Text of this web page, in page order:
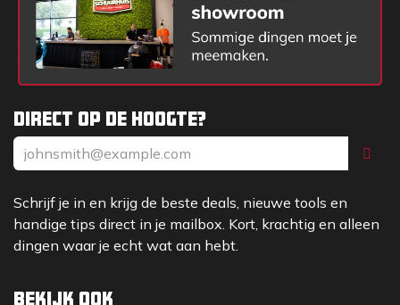
schepbatsen en diepschoppen
Uitleg bladbreedte
Vroeger waren er bladbreedtes die afliepen van
van tijd moesten de bladen kleiner worden
vanwege de arbeidsomstandigheden en werden
kleinere maatvoeringen in het leven geroepen.
De bladgroottes bij batsen en schoppen zijn van
groot naar klein: 2 – 1 – 0 – 00 – 000
Direct op de hoogte?
Schrijf je in en krijg de beste deals, nieuwe tools en
handige tips direct in je mailbox. Kort, krachtig en alleen
dingen waar je echt wat aan hebt.
Bekijk ook